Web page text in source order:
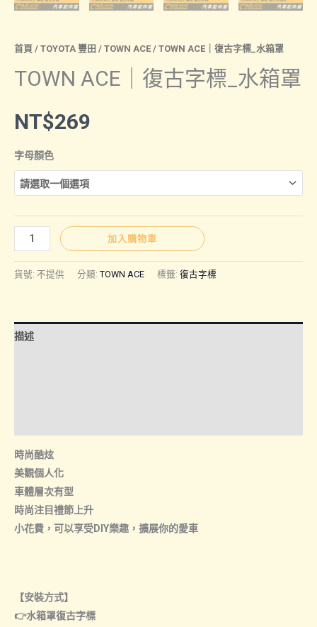
首頁 / TOYOTA 豐田 / TOWN ACE / TOWN ACE｜復古字標_水箱罩
TOWN ACE｜復古字標_水箱罩
NT$269
字母顏色
TOWN
ACE
｜
字
標
數
量
加入購物車
貨號: 不提供 分類: TOWN ACE 標籤: 復古字標
描述
時尚酷炫
美觀個人化
車體層次有型
時尚注目禮節上升
小花費，可以享受DIY樂趣，擴展你的愛車
【安裝方式】
👉水箱罩復古字標